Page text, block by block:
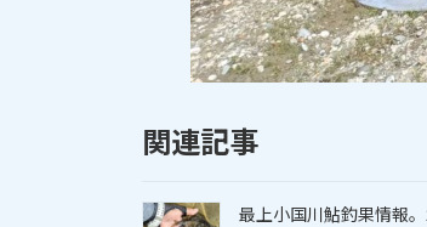
関連記事
最上小国川鮎釣果情報